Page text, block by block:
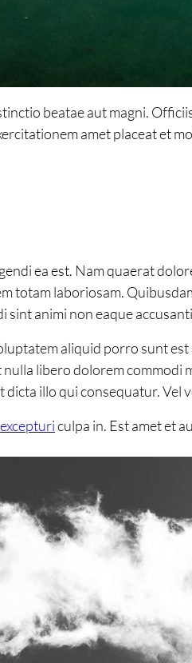
beatae aut magni.
amet placeat et
ea est. Nam quaerat
laboriosam.
animi non eaque
aliquid porro sunt
libero dolorem commodi
dicta illo qui consequatur. Vel
excepturiculpa in. Est amet et